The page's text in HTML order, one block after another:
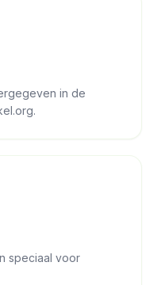
in de
speciaal voor